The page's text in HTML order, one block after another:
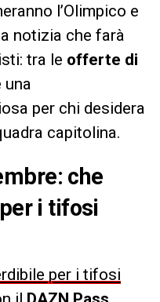
l’Olimpico e
notizia che farà
tra le offerte di
una
per chi desidera
capitolina.
che
i tifosi
per i tifosi